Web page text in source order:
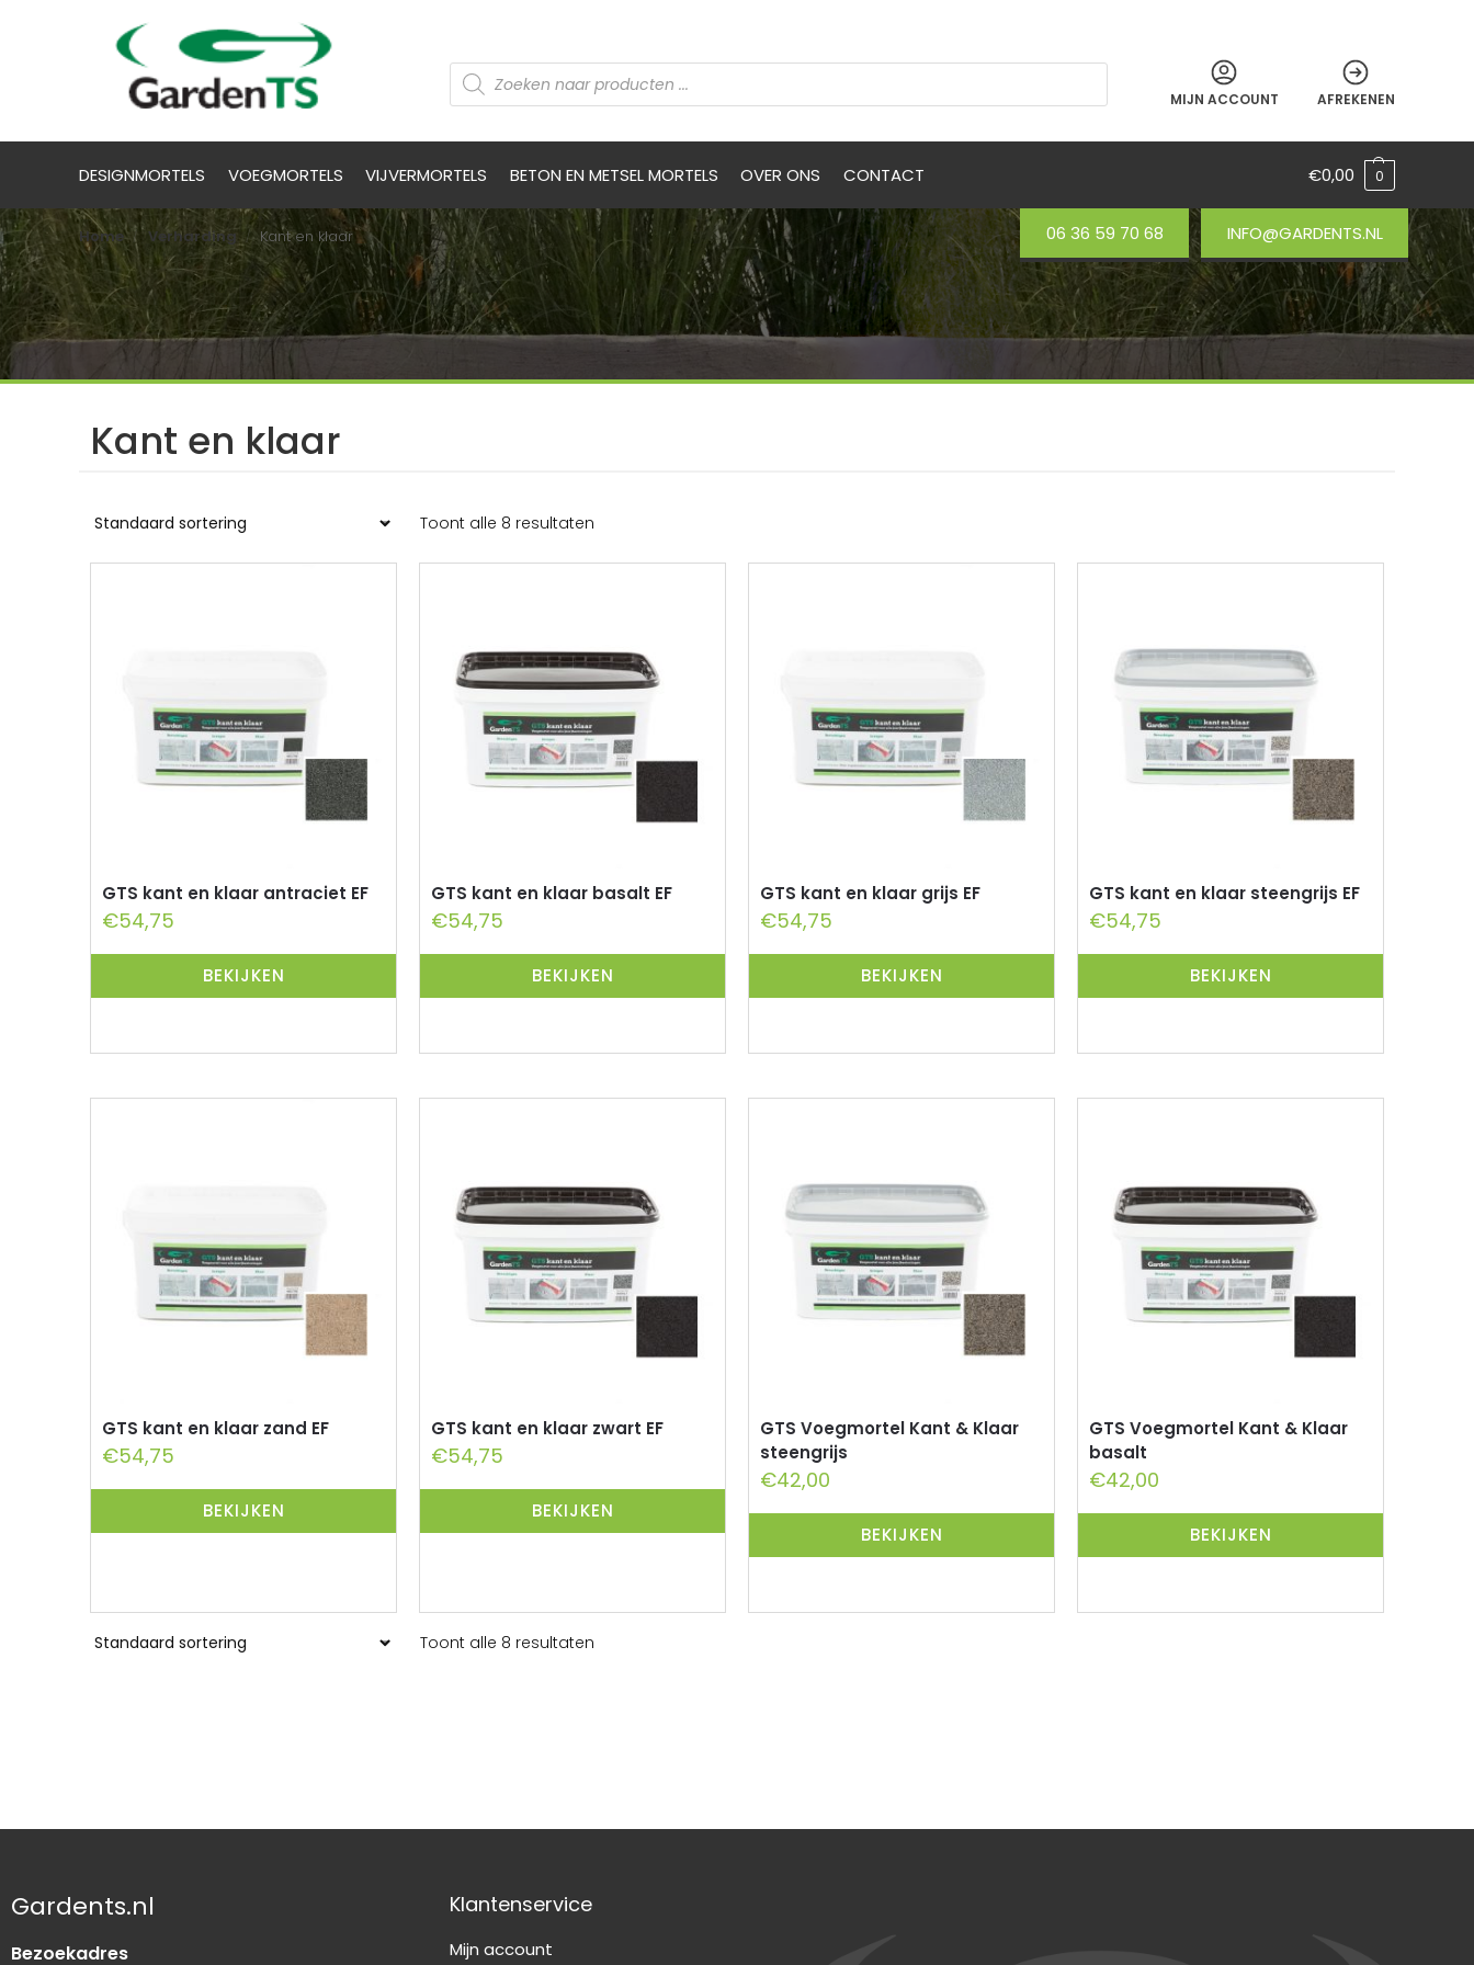
MIJN ACCOUNT AFREKENEN
DESIGNMORTELS VOEGMORTELS VIJVERMORTELS BETON EN METSEL MORTELS OVER ONS CONTACT
INFO@GARDENTS.NL
06 36 59 70 68
€0,00 0
Home / Verharding / Kant en klaar
Kant en klaar
Toont alle 8 resultaten
GTS kant en klaar antraciet EF
€54,75
BEKIJKEN
GTS kant en klaar basalt EF
€54,75
BEKIJKEN
GTS kant en klaar grijs EF
€54,75
BEKIJKEN
GTS kant en klaar steengrijs EF
€54,75
BEKIJKEN
GTS kant en klaar zand EF
€54,75
BEKIJKEN
GTS kant en klaar zwart EF
€54,75
BEKIJKEN
GTS Voegmortel Kant & Klaar
steengrijs
€42,00
BEKIJKEN
GTS Voegmortel Kant & Klaar
basalt
€42,00
BEKIJKEN
Toont alle 8 resultaten
Gardents.nl
Bezoekadres
Klantenservice
Mijn account